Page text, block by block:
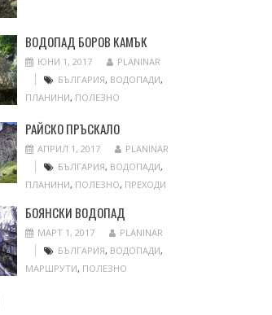
ВОДОПАД БОРОВ КАМЪК
ЮНИ 1, 2017
PLANINAR
БЪЛГАРИЯ, ВОДОПАДИ,
ПЛАНИНИ, ПОЛЕЗНО
РАЙСКО ПРЪСКАЛО
АПРИЛ 1, 2017
PLANINAR
БЪЛГАРИЯ, ВОДОПАДИ,
ПЛАНИНИ, ПОЛЕЗНО, ПРЕХОДИ
БОЯНСКИ ВОДОПАД
МАРТ 1, 2017
PLANINAR
БЪЛГАРИЯ, ВОДОПАДИ,
МАРШРУТИ, ПОЛЕЗНО